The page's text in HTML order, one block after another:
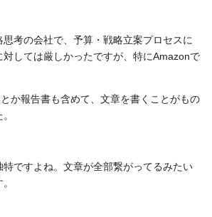
思考の会社で、予算・戦略立案プロセスに
対しては厳しかったですが、特にAmazonで
か報告書も含めて、文章を書くことがもの
特ですよね。文章が全部繋がってるみたい